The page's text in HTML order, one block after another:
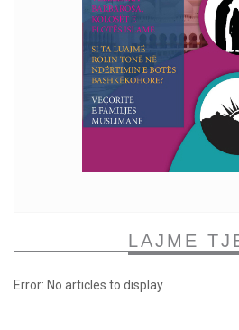
LAJME
Error: No articles to display